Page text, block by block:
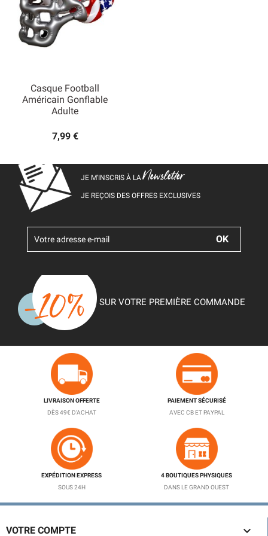
Casque Football
Américain Gonflable
Adulte
7,99 €
JE M’INSCRIS À LANewsletter
JE REÇOIS DES OFFRES EXCLUSIVES
SUR VOTRE PREMIÈRE COMMANDE
LIVRAISON OFFERTE
DÈS 49€ D'ACHAT
PAIEMENT SÉCURISÉ
AVEC CB ET PAYPAL
EXPÉDITION EXPRESS
SOUS 24H
4 BOUTIQUES PHYSIQUES
DANS LE GRAND OUEST
VOTRE COMPTE 